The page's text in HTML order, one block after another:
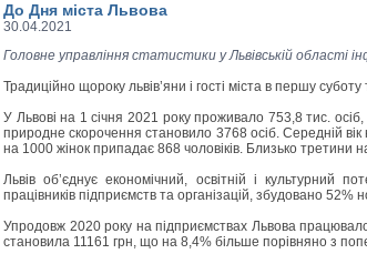
До Дня міста Львова
30.04.2021
Головне управління статистики у Львівській області
Традиційно щороку львів’яни і гості міста в першу
У Львові на 1 січня 2021 року проживало 753,8 тис.
природне скорочення становило 3768 осіб. Середній вік
на 1000 жінок припадає 868 чоловіків. Близько третини
Львів об’єднує економічний, освітній і культурний
працівників підприємств та організацій, збудовано 52%
Упродовж 2020 року на підприємствах Львова
становила 11161 грн, що на 8,4% більше порівняно з